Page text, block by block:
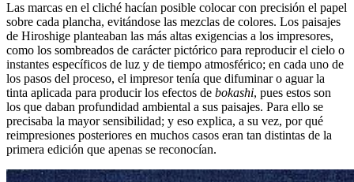
Las marcas en el cliché hacían posible colocar con precisión el papel
sobre cada plancha, evitándose las mezclas de colores. Los paisajes
de Hiroshige planteaban las más altas exigencias a los impresores,
como los sombreados de carácter pictórico para reproducir el cielo o
instantes específicos de luz y de tiempo atmosférico; en cada uno de
los pasos del proceso, el impresor tenía que difuminar o aguar la
tinta aplicada para producir los efectos de bokashi, pues estos son
los que daban profundidad ambiental a sus paisajes. Para ello se
precisaba la mayor sensibilidad; y eso explica, a su vez, por qué
reimpresiones posteriores en muchos casos eran tan distintas de la
primera edición que apenas se reconocían.